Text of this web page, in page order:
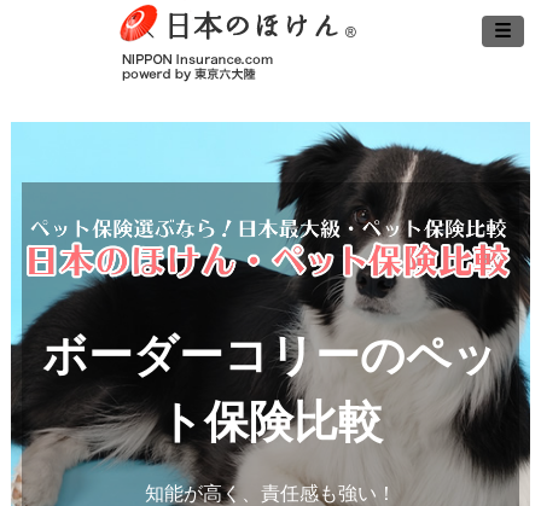
ボーダーコリーのペッ
ト保険比較
知能が高く、責任感も強い！